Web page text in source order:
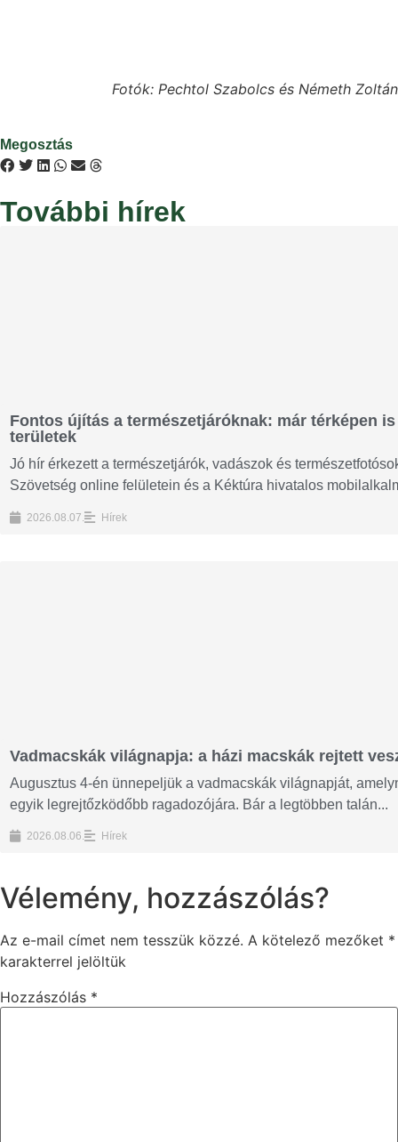
Fotók: Pechtol Szabolcs és Németh Zoltán
Megosztás
További hírek
Fontos újítás a természetjáróknak: már térképen
területek
Jó hír érkezett a természetjárók, vadászok és
Szövetség online felületein és a Kéktúra hivatalos
2026.08.07. Hírek
Vadmacskák világnapja: a házi macskák rejtett
Augusztus 4-én ünnepeljük a vadmacskák világnapját,
egyik legrejtőzködőbb ragadozójára. Bár a legtöbben talán...
2026.08.06. Hírek
Vélemény, hozzászólás?
Az e-mail címet nem tesszük közzé. A kötelező mezőket *
karakterrel jelöltük
Hozzászólás *